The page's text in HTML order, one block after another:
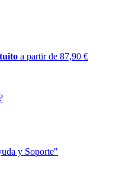
a partir de 87,90 €
y Soporte"